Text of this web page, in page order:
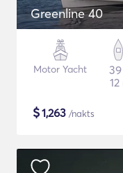
Greenline 40
Motor Yacht
12
$1,263 /nakts